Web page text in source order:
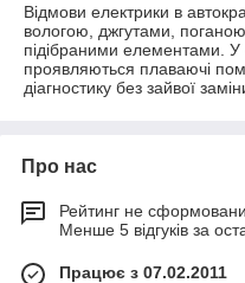
Відмови електрики в
вологою, джгутами,
підібраними елементами. У
проявляються плаваючі
діагностику без зайвої
Про нас
Рейтинг не
Менше 5 відгуків за
Працює з 07.02.2011